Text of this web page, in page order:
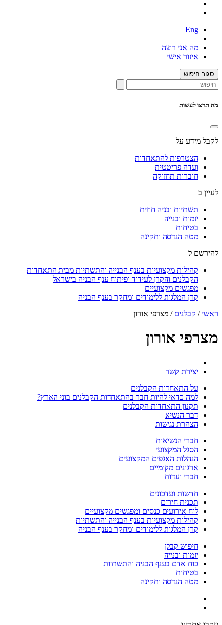
Eng
מה אני רוצה
איזור אישי
סגור חיפוש
מה תרצו לעשות
לקבל מידע על
הצטרפות להתאחדות
ועדה פריטטית
חוברות תחזוקה
לעיין ב
תשתיות ובניה חוזית
יזמות ובנייה
בטיחות
מטה הנדסה ותקינה
להירשם ל
קהילות מקצועיות בענף הבנייה והתשתיות מבית התאחדות
הקבלנים והקרן לעידוד ופיתוח ענף הבניה בישראל
מפגשים מקצועיים
קרן המלגות ללימודים ומחקר בענף הבניה
ראשי/ קבלנים / מצרפי אורון
מצרפי אורון
יצירת קשר
על התאחדות הקבלנים
למה כדאי להיות חבר בהתאחדות הקבלנים בוני הארץ?
תקנון התאחדות הקבלנים
דבר הנשיא
הצהרת נגישות
חברי הנשיאות
הסגל המקצועי
הנהלות האגפים המקצועים
ארגונים מקומיים
חברי ועדות
חדשות ועדכונים
תכנית חירום
לוח אירועים כנסים ומפגשים מקצועיים
קהילות מקצועיות בענף הבנייה והתשתיות
קרן המלגות ללימודים ומחקר בענף הבניה
חיפוש קבלן
יזמות ובנייה
כוח אדם בענף הבניה והתשתיות
בטיחות
מטה הנדסה ותקינה